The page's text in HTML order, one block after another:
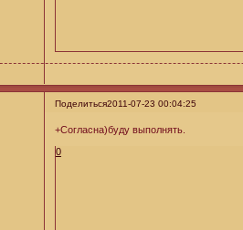
Поделиться2011-07-23 00:04:25
+Согласна)буду выполнять.
0